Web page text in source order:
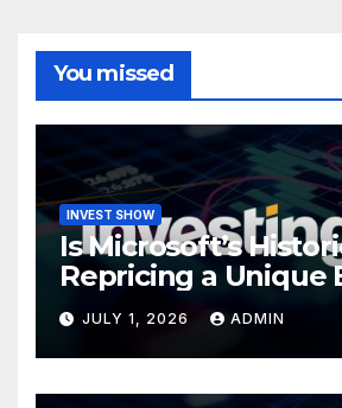
You missed
INVEST SHOW
Is Microsoft’s
Repricing a Unique
Opportunity?
JULY 1, 2026 ADMIN